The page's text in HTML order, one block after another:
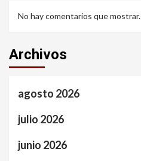
No hay comentarios que mostrar.
Archivos
agosto 2026
julio 2026
junio 2026